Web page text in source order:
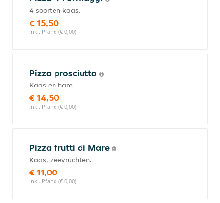
4 soorten kaas.
€ 15,50
inkl. Pfand (€ 0,00)
Pizza prosciutto
Kaas en ham.
€ 14,50
inkl. Pfand (€ 0,00)
Pizza frutti di Mare
Kaas, zeevruchten.
€ 11,00
inkl. Pfand (€ 0,00)